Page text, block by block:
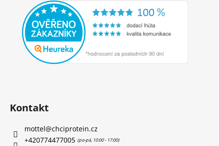
Kontakt
mottel@chciprotein.cz
+420774477005